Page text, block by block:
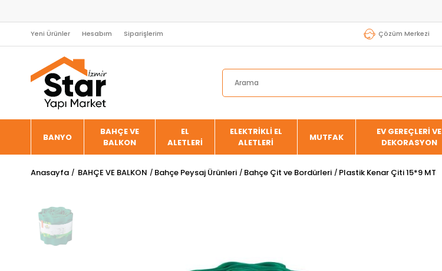
Yeni Ürünler Hesabım Siparişlerim Çözüm Merkezi
BANYO
BAHÇE VE
BALKON
EL
ALETLERİ
ELEKTRİKLİ EL
ALETLERİ
MUTFAK
EV GEREÇLERİ VE
DEKORASYON
Anasayfa BAHÇE VE BALKON Bahçe Peysaj Ürünleri Bahçe Çit ve Bordürleri Plastik Kenar Çiti 15*9 MT